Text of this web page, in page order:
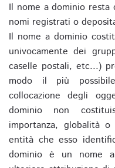
Il nome a dominio
nomi registrati o
Il nome a dominio
univocamente dei
caselle postali, etc...)
modo il più
collocazione degli
dominio non
importanza, globalità
entità che esso
dominio è un nome